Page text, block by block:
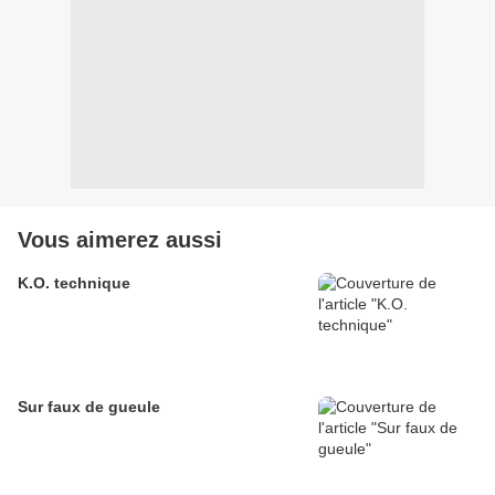
Vous aimerez aussi
K.O. technique
Sur faux de gueule